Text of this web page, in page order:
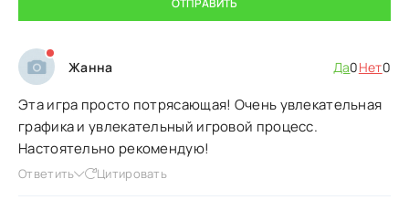
Жанна Да0Нет0
Эта игра просто потрясающая! Очень увлекательная
графика и увлекательный игровой процесс.
Настоятельно рекомендую!
Ответить Цитировать